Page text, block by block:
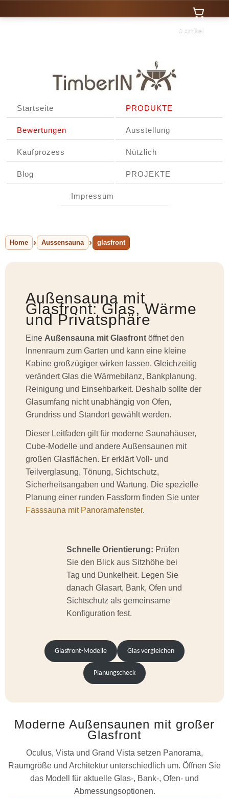
0 Artikel
Startseite PRODUKTE
Bewertungen Ausstellung
Kaufprozess Nützlich
Blog PROJEKTE
Impressum
Home Aussensauna glasfront
Außensauna mit
Glasfront: Glas, Wärme
und Privatsphäre
Eine Außensauna mit Glasfront öffnet den
Innenraum zum Garten und kann eine kleine
Kabine großzügiger wirken lassen. Gleichzeitig
verändert Glas die Wärmebilanz, Bankplanung,
Reinigung und Einsehbarkeit. Deshalb sollte der
Glasumfang nicht unabhängig von Ofen,
Grundriss und Standort gewählt werden.
Dieser Leitfaden gilt für moderne Saunahäuser,
Cube-Modelle und andere Außensaunen mit
großen Glasflächen. Er erklärt Voll- und
Teilverglasung, Tönung, Sichtschutz,
Sicherheitsangaben und Wartung. Die spezielle
Planung einer runden Fassform finden Sie unter
Fasssauna mit Panoramafenster.
Schnelle Orientierung: Prüfen
Sie den Blick aus Sitzhöhe bei
Tag und Dunkelheit. Legen Sie
danach Glasart, Bank, Ofen und
Sichtschutz als gemeinsame
Konfiguration fest.
Glasfront-Modelle Glas vergleichen
Planungscheck
Moderne Außensaunen mit großer
Glasfront
Oculus, Vista und Grand Vista setzen Panorama,
Raumgröße und Architektur unterschiedlich um. Öffnen Sie
das Modell für aktuelle Glas-, Bank-, Ofen- und
Abmessungsoptionen.